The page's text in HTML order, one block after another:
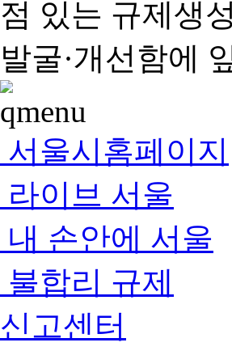
점 있는 규제생
발굴·개선함에
서울시홈페이지
라이브 서울
내 손안에 서울
불합리 규제
신고센터